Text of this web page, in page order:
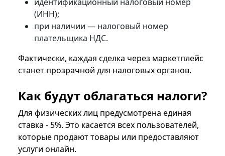
(ИНН);
при наличии — налоговый номер
плательщика НДС.
Фактически, каждая сделка через маркетплейс
станет прозрачной для налоговых органов.
Как будут облагаться налоги?
Для физических лиц предусмотрена единая
ставка - 5%. Это касается всех пользователей,
которые продают товары или предоставляют
услуги онлайн.